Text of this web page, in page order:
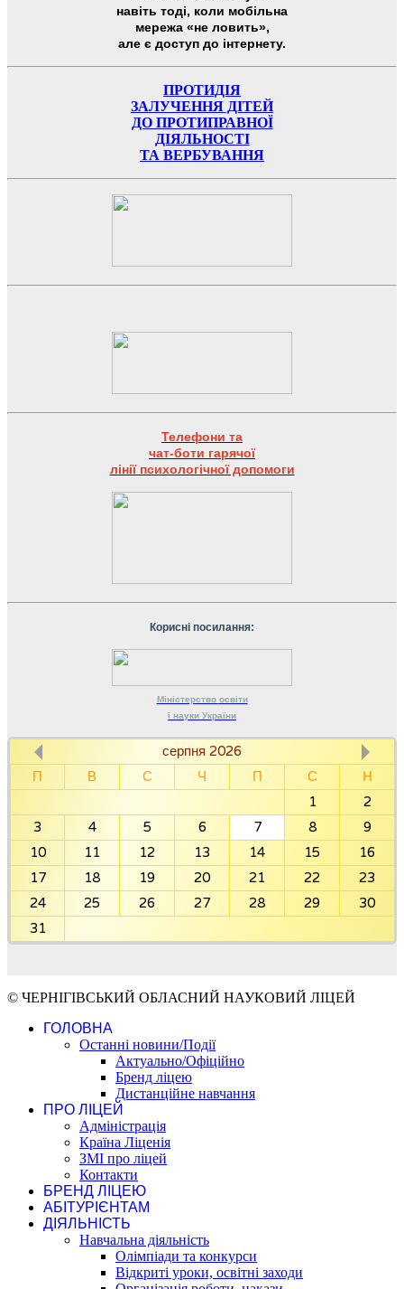
навіть тоді, коли мобільна
мережа «не ловить»,
але є доступ до інтернету.
ПРОТИДІЯ
ЗАЛУЧЕННЯ ДІТЕЙ
ДО ПРОТИПРАВНОЇ
ДІЯЛЬНОСТІ
ТА ВЕРБУВАННЯ
Телефони та
чат-боти гарячої
лінії психологічної допомоги
Корисні посилання:
Міністерство освіти
і науки України
серпня 2026
П
В С Ч П С
Н
1
2
3
4 5 6 7 8
9
10
11 12 13 14 15
16
17
18 19 20 21 22
23
24
25 26 27 28 29
30
31
© ЧЕРНІГІВСЬКИЙ ОБЛАСНИЙ НАУКОВИЙ ЛІЦЕЙ
ГОЛОВНА
Останні новини/Події
Актуально/Офіційно
Бренд ліцею
Дистанційне навчання
ПРО ЛІЦЕЙ
Адміністрація
Країна Ліценія
ЗМІ про ліцей
Контакти
БРЕНД ЛІЦЕЮ
АБІТУРІЄНТАМ
ДІЯЛЬНІСТЬ
Навчальна діяльність
Олімпіади та конкурси
Відкриті уроки, освітні заходи